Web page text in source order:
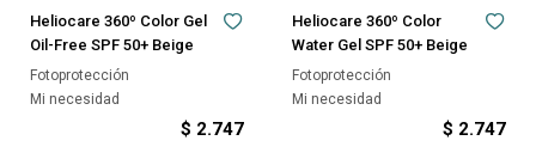
Heliocare 360º Color Gel
Oil-Free SPF 50+ Beige
Fotoprotección
Mi necesidad
$ 2.747
Heliocare 360º Color
Water Gel SPF 50+ Beige
Fotoprotección
Mi necesidad
$ 2.747